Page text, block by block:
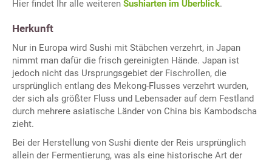
Hier findet Ihr alle weiteren Sushiarten im Überblick.
Herkunft
Nur in Europa wird Sushi mit Stäbchen verzehrt, in Japan
nimmt man dafür die frisch gereinigten Hände. Japan ist
jedoch nicht das Ursprungsgebiet der Fischrollen, die
ursprünglich entlang des Mekong-Flusses verzehrt wurden,
der sich als größter Fluss und Lebensader auf dem Festland
durch mehrere asiatische Länder von China bis Kambodscha
zieht.
Bei der Herstellung von Sushi diente der Reis ursprünglich
allein der Fermentierung, was als eine historische Art der